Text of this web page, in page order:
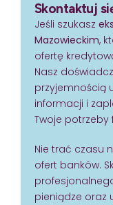
Skontaktuj
Jeśli szukasz
Mazowieckim,
ofertę
Nasz
przyjemnością
informacji i
Twoje potrzeby
Nie trać czasu
ofert banków.
pieniądze oraz